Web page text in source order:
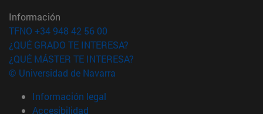
Información
TFNO +34 948 42 56 00
¿QUÉ GRADO TE INTERESA?
¿QUÉ MÁSTER TE INTERESA?
© Universidad de Navarra
Información legal
Accesibilidad